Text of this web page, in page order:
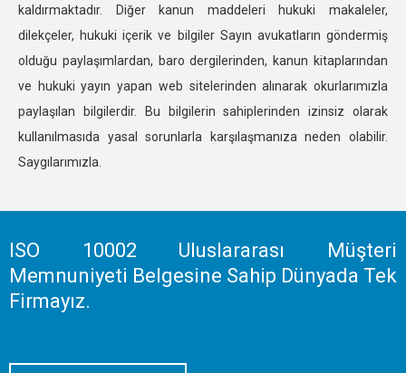
İSTANBUL ÖZEL DEDEKTİFLİK
İZMİR ÖZEL DEDEKTİFLİK
KARS ÖZEL DEDEKTİFLİK
KASTOMONU ÖZEL DEDEKTİFLİK
KARAMAN ÖZEL DEDEKTİFLİK
KARABÜK ÖZEL DEDEKTİFLİK
KAHRAMANMARAŞ ÖZEL DEDEKTİFLİK
KIRIKKALE ÖZEL DEDEKTİFLİK
KIRŞEHİR ÖZEL DEDEKTİFLİK
KOCAELİ ÖZEL DEDEKTİFLİK
KİLİS ÖZEL DEDEKTİFLİK
kaldırmaktadır. Diğer kanun maddeleri hukuki makaleler,
dilekçeler, hukuki içerik ve bilgiler Sayın avukatların göndermiş
olduğu paylaşımlardan, baro dergilerinden, kanun kitaplarından
ve hukuki yayın yapan web sitelerinden alınarak okurlarımızla
paylaşılan bilgilerdir. Bu bilgilerin sahiplerinden izinsiz olarak
kullanılmasıda yasal sorunlarla karşılaşmanıza neden olabilir.
Saygılarımızla.
ISO 10002 Uluslararası Müşteri
Memnuniyeti Belgesine Sahip Dünyada Tek
Firmayız.